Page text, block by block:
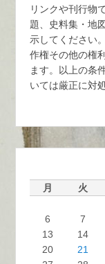
リンクや刊行物
題、史料集・地
示してください
作権その他の権
ます。以上の条
いては厳正に対
月 火
6
7
13
14
20
21